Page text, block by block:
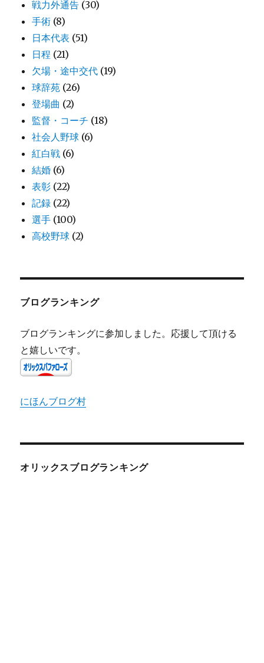
戦力外通告 (30)
手術 (8)
日本代表 (51)
日程 (21)
欠場・途中交代 (19)
球辞苑 (26)
登場曲 (2)
監督・コーチ (18)
社会人野球 (6)
紅白戦 (6)
結婚 (6)
表彰 (22)
記録 (22)
選手 (100)
高校野球 (2)
ブログランキング
ブログランキングに参加しました。応援して頂ける
と嬉しいです。
にほんブログ村
オリックスブログランキング